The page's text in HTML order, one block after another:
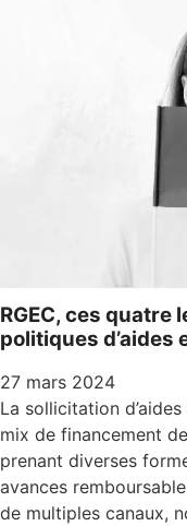
RGEC, ces
politiques d’aides
27 mars 2024
La sollicitation
mix de financement
prenant diverses
avances
de multiples canaux,